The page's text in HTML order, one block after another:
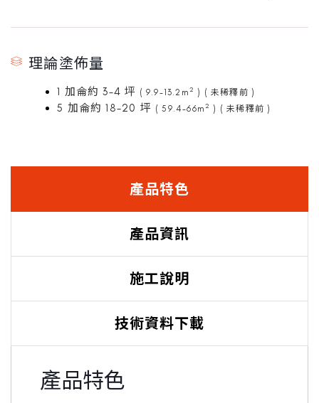
理論塗佈量
1 加侖約 3-4 坪 ( 9.9-13.2m2 ) ( 未稀釋前 )
5 加侖約 18-20 坪 ( 59.4-66m2 ) ( 未稀釋前 )
產品特色
產品資訊
施工說明
技術資料下載
產品特色